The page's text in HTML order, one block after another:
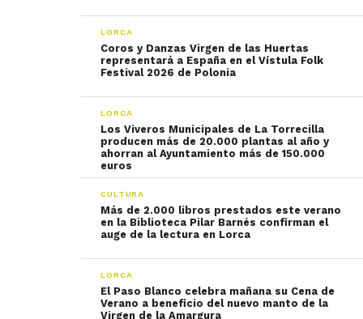
LORCA
Coros y Danzas Virgen de las Huertas
representará a España en el Vístula Folk
Festival 2026 de Polonia
LORCA
Los Viveros Municipales de La Torrecilla
producen más de 20.000 plantas al año y
ahorran al Ayuntamiento más de 150.000
euros
CULTURA
Más de 2.000 libros prestados este verano
en la Biblioteca Pilar Barnés confirman el
auge de la lectura en Lorca
LORCA
El Paso Blanco celebra mañana su Cena de
Verano a beneficio del nuevo manto de la
Virgen de la Amargura